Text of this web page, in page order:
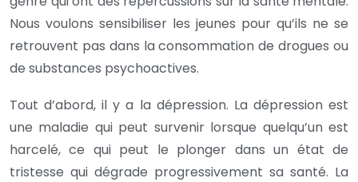
Nous voulons sensibiliser les jeunes pour qu’ils ne se
retrouvent pas dans la consommation de drogues ou
de substances psychoactives.
Tout d’abord, il y a la dépression. La dépression est
une maladie qui peut survenir lorsque quelqu’un est
harcelé, ce qui peut le plonger dans un état de
tristesse qui dégrade progressivement sa santé. La